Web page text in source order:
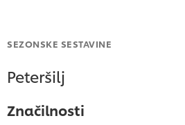
SEZONSKE SESTAVINE
Peteršilj
Značilnosti